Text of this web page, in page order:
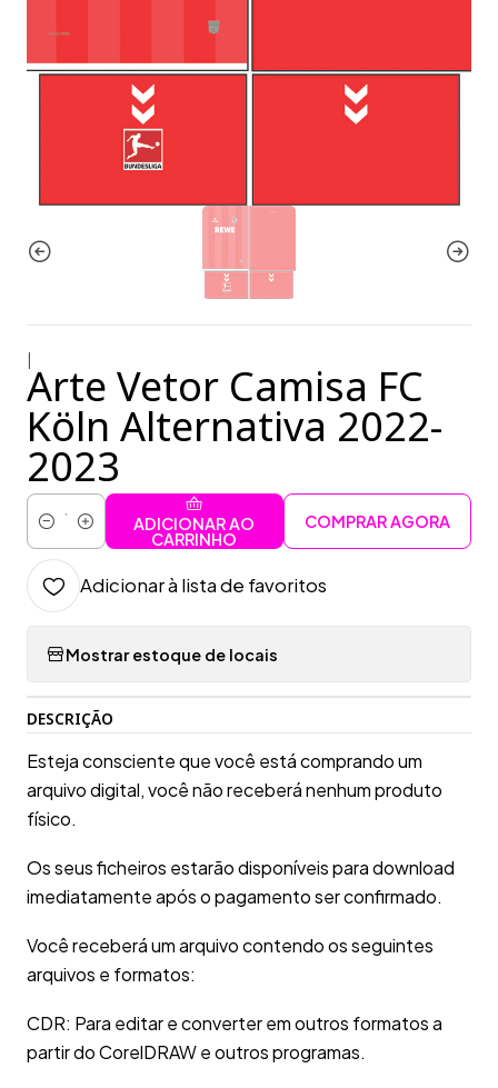
Arte Vetor Camisa FC
Köln Alternativa 2022-
2023
Quantidade
ADICIONAR AO
CARRINHO
COMPRAR AGORA
Adicionar à lista de favoritos
Mostrar estoque de locais
DESCRIÇÃO
Esteja consciente que você está comprando um
arquivo digital, você não receberá nenhum produto
físico.
Os seus ficheiros estarão disponíveis para download
imediatamente após o pagamento ser confirmado.
Você receberá um arquivo contendo os seguintes
arquivos e formatos:
CDR: Para editar e converter em outros formatos a
partir do CorelDRAW e outros programas.